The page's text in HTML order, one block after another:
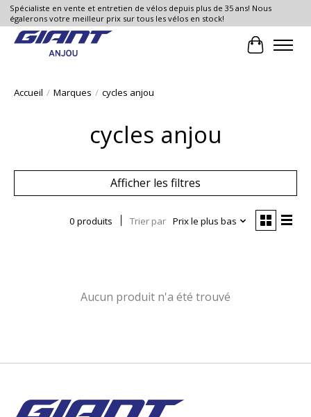
Spécialiste en vente et entretien de vélos depuis plus de 35 ans! Nous
égalerons votre meilleur prix sur tous les vélos en stock!
Panier
Accueil / Marques / cycles anjou
cycles anjou
Afficher les filtres
0 produits Trier par Prix le plus bas
Aucun produit n'a été trouvé